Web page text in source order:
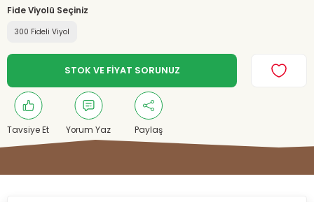
Fide Viyolü Seçiniz
300 Fideli Viyol
STOK VE FİYAT SORUNUZ
Tavsiye Et Yorum Yaz Paylaş